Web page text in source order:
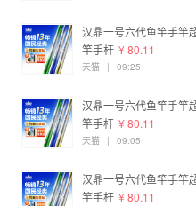
汉鼎一号六代鱼竿手竿
竿手杆 ¥ 80.11
天猫 | 09:25
汉鼎一号六代鱼竿手竿
竿手杆 ¥ 80.11
天猫 | 09:05
汉鼎一号六代鱼竿手竿
竿手杆 ¥ 80.11